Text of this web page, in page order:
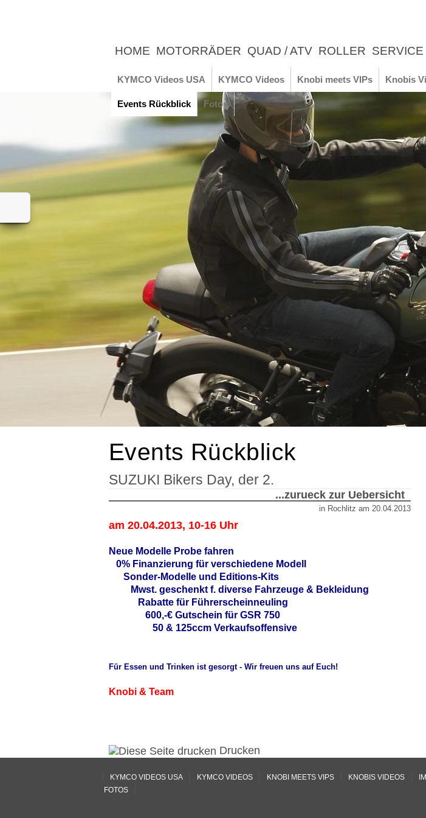
HOME MOTORRÄDER QUAD / ATV ROLLER SERVICE
ERLEBNIS
KYMCO Videos USA KYMCO Videos Knobi meets VIPs Knobis
Events Rückblick Fotos
Events Rückblick
SUZUKI Bikers Day, der 2.
...zurueck zur Uebersicht
in Rochlitz am 20.04.2013
am 20.04.2013, 10-16 Uhr
Neue Modelle Probe fahren
0% Finanzierung für verschiedene Modell
Sonder-Modelle und Editions-Kits
Mwst. geschenkt f. diverse Fahrzeuge & Bekleidung
Rabatte für Führerscheinneuling
600,-€ Gutschein für GSR 750
50 & 125ccm Verkaufsoffensive
Für Essen und Trinken ist gesorgt - Wir freuen uns auf Euch!
Knobi & Team
Drucken
KYMCO VIDEOS USA KYMCO VIDEOS KNOBI MEETS VIPS KNOBIS VIDEOS
FOTOS